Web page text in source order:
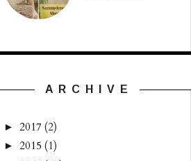
A R C H I V E
► 2017 (2)
► 2015 (1)